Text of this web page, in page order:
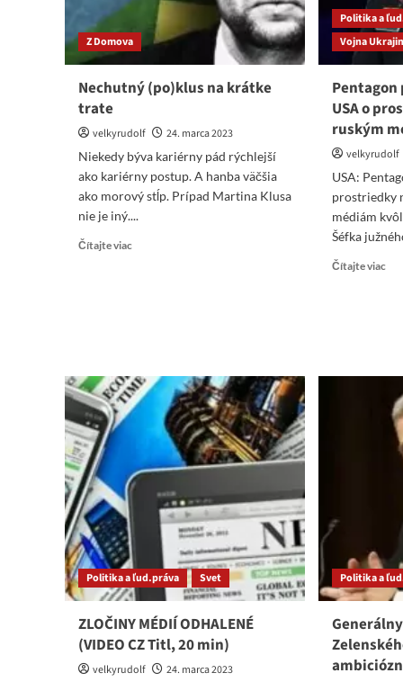
Z Domova
Nechutný (po)klus na krátke
trate
velkyrudolf
24. marca 2023
Niekedy býva kariérny pád rýchlejší
ako kariérny postup. A hanba väčšia
ako morový stĺp. Prípad Martina Klusa
nie je iný....
Čítajte viac
Politika a
Vojna
Pentagon
USA o
ruským
velkyrudolf
USA:
prostriedky
médiám
Šéfka
Čítajte viac
na
boj
Politika a ľud.práva Svet
ZLOČINY MÉDIÍ ODHALENÉ
(VIDEO CZ Titl, 20 min)
velkyrudolf
24. marca 2023
Politika a